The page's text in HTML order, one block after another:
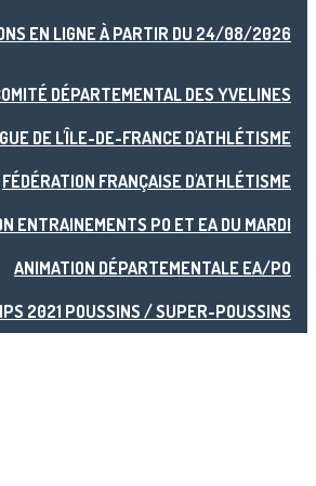
EN LIGNE À PARTIR DU 24/08/2026
DÉPARTEMENTAL DES YVELINES
DE L'ÎLE-DE-FRANCE D'ATHLÉTISME
FÉDÉRATION FRANÇAISE D'ATHLÉTISME
ENTRAINEMENTS PO ET EA DU MARDI
ANIMATION DÉPARTEMENTALE EA/PO
2021 POUSSINS / SUPER-POUSSINS